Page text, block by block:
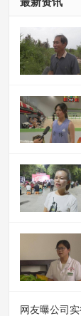
网友曝公司